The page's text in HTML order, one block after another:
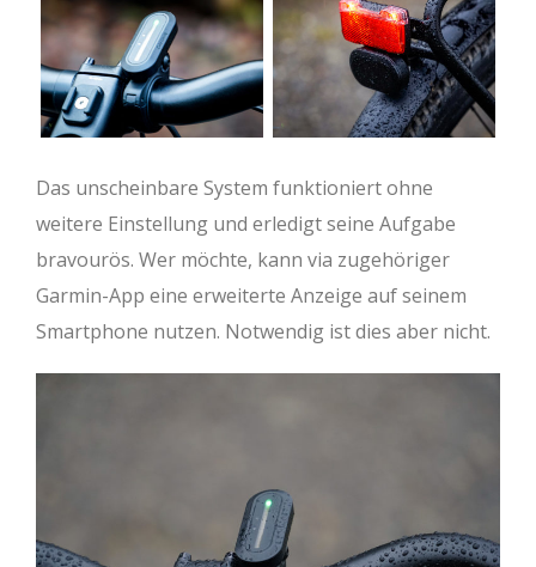
Das unscheinbare System funktioniert ohne
weitere Einstellung und erledigt seine Aufgabe
bravourös. Wer möchte, kann via zugehöriger
Garmin-App eine erweiterte Anzeige auf seinem
Smartphone nutzen. Notwendig ist dies aber nicht.